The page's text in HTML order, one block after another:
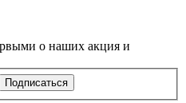
о наших акция и
Подписаться